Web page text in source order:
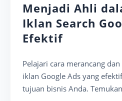
Menjadi Ahli
Iklan Search
Efektif
Pelajari cara merancang
iklan Google Ads yang
tujuan bisnis Anda.